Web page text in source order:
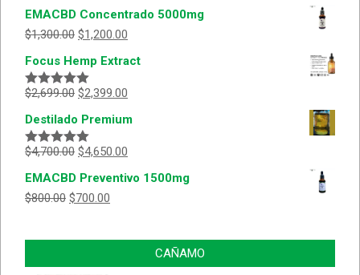
EMACBD Concentrado 5000mg
$1,300.00 $1,200.00
Focus Hemp Extract
Valorado
5
$2,699.00 $2,399.00
Destilado Premium
Valorado
5
$4,700.00 $4,650.00
EMACBD Preventivo 1500mg
$800.00 $700.00
CAÑAMO